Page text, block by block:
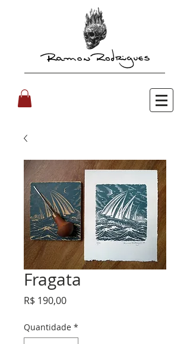
Fragata
R$ 190,00Preço
Quantidade *